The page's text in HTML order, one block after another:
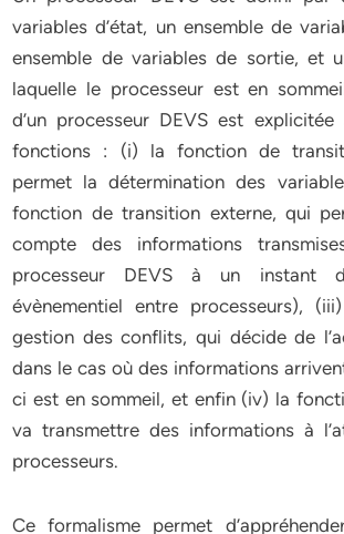
variables d’état, un ensemble de
ensemble de variables de sortie, et
laquelle le processeur est en
d’un processeur DEVS est
fonctions : (i) la fonction de
permet la détermination des
fonction de transition externe, qui
compte des informations
processeur DEVS à un instant
évènementiel entre processeurs),
gestion des conflits, qui décide de
dans le cas où des informations
ci est en sommeil, et enfin (iv) la
va transmettre des informations à
processeurs.
Ce formalisme permet